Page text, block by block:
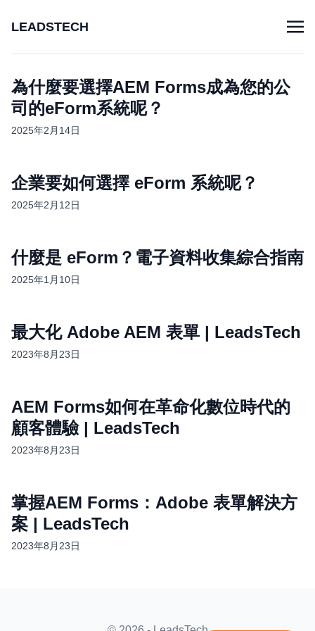
LEADSTECH
為什麼要選擇AEM Forms成為您的公
司的eForm系統呢？
2025年2月14日
企業要如何選擇 eForm 系統呢？
2025年2月12日
什麼是 eForm？電子資料收集綜合指南
2025年1月10日
最大化 Adobe AEM 表單 | LeadsTech
2023年8月23日
AEM Forms如何在革命化數位時代的
顧客體驗 | LeadsTech
2023年8月23日
掌握AEM Forms：Adobe 表單解決方
案 | LeadsTech
2023年8月23日